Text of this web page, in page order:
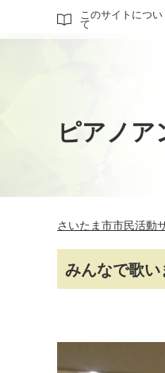
このサイトについ
て
サイト内検索
ピアノア
さいたま市市民活動
みんなで歌い